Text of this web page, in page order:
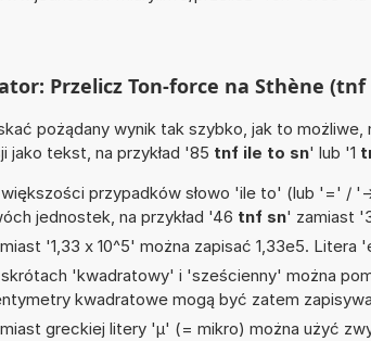
Przelicz Ton-force na Sthène (tnf
pożądany wynik tak szybko, jak to
jako tekst, na przykład '85 tnf ile to sn' lub '1
przypadków słowo 'ile to' (lub '=' / '-
jednostek, na przykład '46 tnf sn' zamiast
'1,33 x 10^5' można zapisać 1,33e5. Litera
'kwadratowy' i 'sześcienny' można
kwadratowe mogą być zatem
greckiej litery 'µ' (= mikro) można użyć